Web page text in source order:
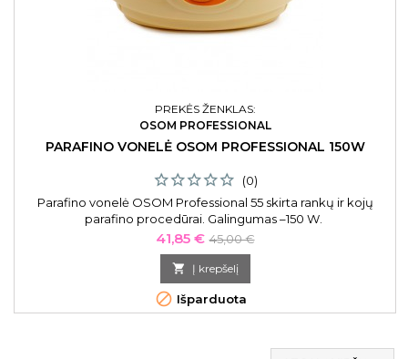
PREKĖS ŽENKLAS:
OSOM PROFESSIONAL
PARAFINO VONELĖ OSOM PROFESSIONAL 150W
(0)
Parafino vonelė OSOM Professional 55 skirta rankų ir kojų
parafino procedūrai. Galingumas –150 W.
Kaina
41,85 € Bazinė
kaina
45,00 €
 Į krepšelį
 Išparduota